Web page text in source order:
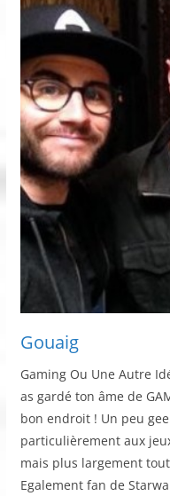
Gouaig
Gaming Ou Une Autre
as gardé ton âme de
bon endroit ! Un peu
particulièrement aux
mais plus largement
Egalement fan de